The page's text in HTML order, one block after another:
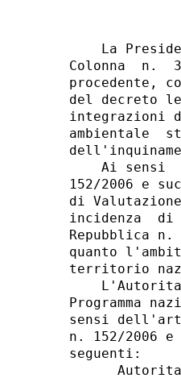
La
Colonna  n.
procedente,
del decreto
integrazioni
ambientale
Ai sensi
152/2006 e
di
incidenza
Repubblica
quanto
territorio
Programma
sensi
n. 152/2006
seguenti: